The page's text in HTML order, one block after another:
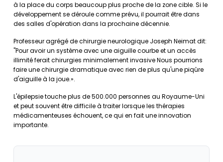
à la place du corps beaucoup plus proche de la zone cible. Si le
développement se déroule comme prévu, il pourrait être dans
des salles d'opération dans la prochaine décennie.
Professeur agrégé de chirurgie neurologique Joseph Neimat dit:
"Pour avoir un système avec une aiguille courbe et un accès
illimité ferait chirurgies minimalement invasive Nous pourrions
faire une chirurgie dramatique avec rien de plus qu'une piqûre
d'aiguille à la joue.».
L'épilepsie touche plus de 500.000 personnes au Royaume-Uni
et peut souvent être difficile à traiter lorsque les thérapies
médicamenteuses échouent, ce qui en fait une innovation
importante.